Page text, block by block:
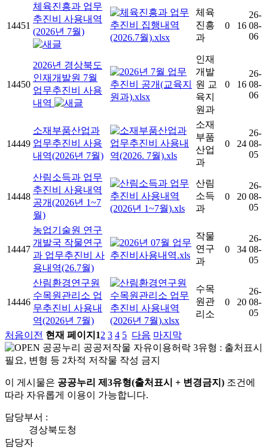
14451
체육진흥과 업무
추진비 사용내역
(2026년 7월)
체육
진흥
과
0 16
26-
08-
06
14450
2026년 경상북도
인재개발원 7월
업무추진비 사용
내역
인재
개발
원 교
육지
원과
0 16
26-
08-
06
14449
소재부품산업과
업무추진비 사용
내역(2026년 7월)
소재
부품
산업
과
0 24
26-
08-
05
14448
산림소득과 업무
추진비 사용내역
공개(2026년 1~7
월)
산림
소득
과
0 20
26-
08-
05
14447
농업기술원 연구
개발국 작물연구
과 업무추진비 사
용내역(26.7월)
작물
연구
과
0 34
26-
08-
05
14446
산림환경연구원
수목원관리소 업
무추진비 사용내
역(2026년 7월)
수목
원관
리소
0 20
26-
08-
05
처음이전 현재 페이지 12 3 4 5 다음 마지막
이 게시물은 공공누리 제3유형(출처표시 + 변경금지) 조건에
따라 자유롭게 이용이 가능합니다.
담당부서 :
경상북도청
담당자